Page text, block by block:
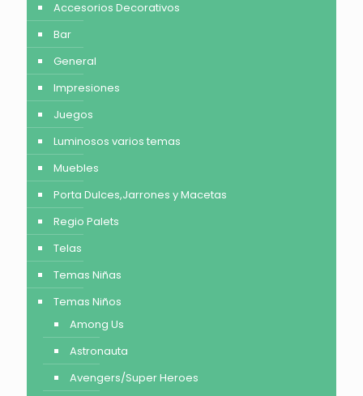
Accesorios Decorativos
Bar
General
Impresiones
Juegos
Luminosos varios temas
Muebles
Porta Dulces,Jarrones y Macetas
Regio Palets
Telas
Temas Niñas
Temas Niños
Among Us
Astronauta
Avengers/Super Heroes